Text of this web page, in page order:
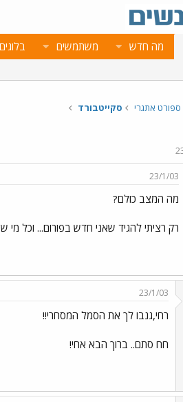
מה חדש משתמשים בלוגים
ספורט אתגרי סקייטבורד
23/1/03
מה המצב כולם?
רק רציתי להגיד שאני חדש בפורום... וכל מי
23/1/03
רחי,גנבו לך את הסמל המסחרי!!
חח סתם.. ברוך הבא אחי!